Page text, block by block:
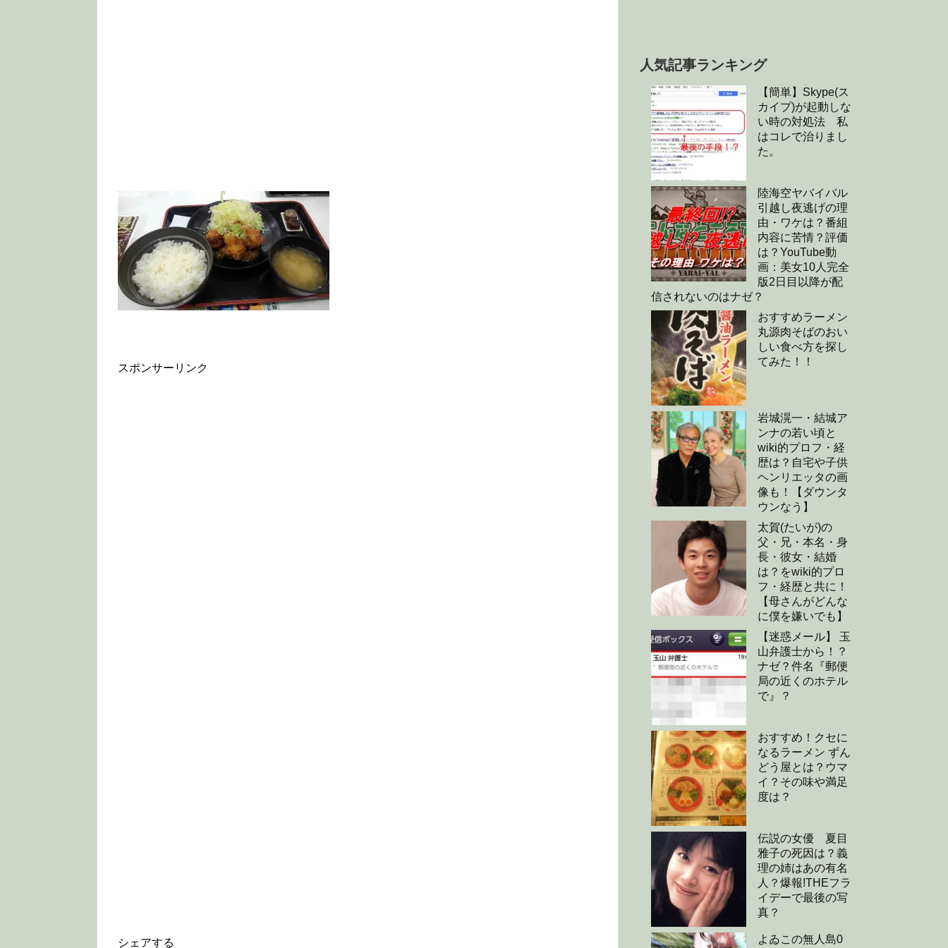
スポンサーリンク
シェアする
人気記事ランキング
【簡単】Skype(ス
カイプ)が起動しな
い時の対処法 私
はコレで治りまし
た。
陸海空ヤバイバル
引越し夜逃げの理
由・ワケは？番組
内容に苦情？評価
は？YouTube動
画：美女10人完全
版2日目以降が配
信されないのはナゼ？
おすすめラーメン
丸源肉そばのおい
しい食べ方を探し
てみた！！
岩城滉一・結城ア
ンナの若い頃と
wiki的プロフ・経
歴は？自宅や子供
ヘンリエッタの画
像も！【ダウンタ
ウンなう】
太賀(たいが)の
父・兄・本名・身
長・彼女・結婚
は？をwiki的プロ
フ・経歴と共に！
【母さんがどんな
に僕を嫌いでも】
【迷惑メール】 玉
山弁護士から！？
ナゼ？件名『郵便
局の近くのホテル
で』？
おすすめ！クセに
なるラーメン ずん
どう屋とは？ウマ
イ？その味や満足
度は？
伝説の女優 夏目
雅子の死因は？義
理の姉はあの有名
人？爆報!THEフラ
イデーで最後の写
真？
よゐこの無人島0